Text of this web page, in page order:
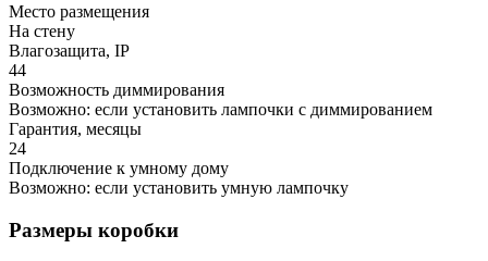
Место размещения
На стену
Влагозащита, IP
44
Возможность диммирования
Возможно: если установить лампочки с диммированием
Гарантия, месяцы
24
Подключение к умному дому
Возможно: если установить умную лампочку
Размеры коробки